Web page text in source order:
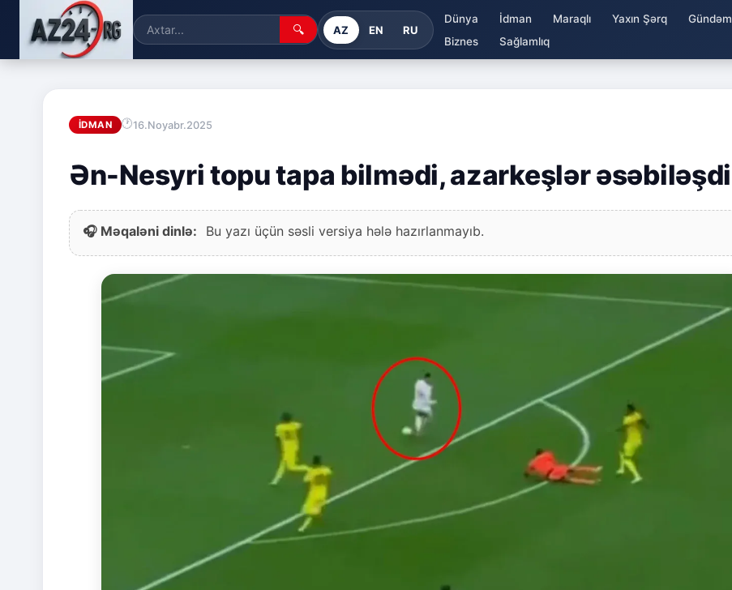
🔍 AZ EN RU
Dünya İdman Maraqlı Yaxın Şərq Gündəm
Biznes
Sağlamlıq
İDMAN 16.Noyabr.2025
Ən-Nesyri topu tapa bilmədi, azarkeşlər əsəbiləşdi
🎧 Məqaləni dinlə: Bu yazı üçün səsli versiya hələ hazırlanmayıb.